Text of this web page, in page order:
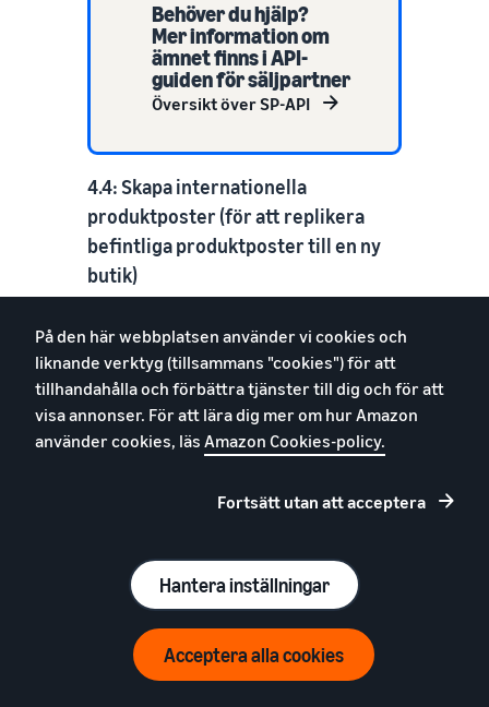
Behöver du hjälp?
Mer information om
ämnet finns i API-
guiden för säljpartner
Översikt över SP-API
4.4: Skapa internationella
produktposter (för att replikera
befintliga produktposter till en ny
butik)
Listings)hjälper dig att skapa och
uppdatera erbjudanden från en enda
källbutik till en eller flera målbutiker. Du
sparar tid och arbete genom att hantera
erbjudanden i en och samma butik. Från
verktyget berättigade erbjudanden och
valutakurser och inställningar du anger.
Verktyget Skapa internationella
produktposter utför följande funktioner
automatiskt:
Skapar erbjudanden från en
På den här webbplatsen använder vi cookies och
liknande verktyg (tillsammans "cookies") för att
tillhandahålla och förbättra tjänster till dig och för att
visa annonser. För att lära dig mer om hur Amazon
använder cookies, läs Amazon Cookies-policy.
Fortsätt utan att acceptera
Hantera inställningar
Acceptera alla cookies